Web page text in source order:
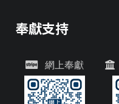
奉獻支持
網上奉獻